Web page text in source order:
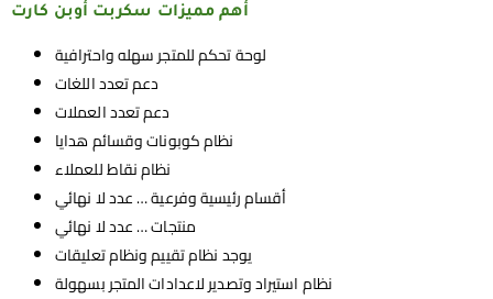
أهم مميزات سكربت أوبن كارت
لوحة تحكم للمتجر سهله واحترافية
دعم تعدد اللغات
دعم تعدد العملات
نظام كوبونات وقسائم هدايا
نظام نقاط للعملاء
أقسام رئيسية وفرعية … عدد لا نهائي
منتجات … عدد لا نهائي
يوجد نظام تقييم ونظام تعليقات
نظام استيراد وتصدير لاعدادات المتجر بسهولة